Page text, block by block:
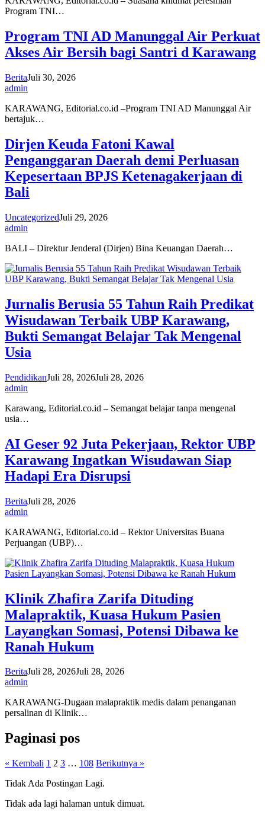
Program TNI…
Program TNI AD Manunggal Air Perkuat
Akses Air Bersih bagi Santri d Karawang
BeritaJuli 30, 2026
admin
KARAWANG, Editorial.co.id –Program TNI AD Manunggal Air
bertajuk…
Dirjen Keuda Fatoni Kawal
Penganggaran Daerah demi Perluasan
Kepesertaan BPJS Ketenagakerjaan di
Bali
UncategorizedJuli 29, 2026
admin
BALI – Direktur Jenderal (Dirjen) Bina Keuangan Daerah…
Jurnalis Berusia 55 Tahun Raih Predikat
Wisudawan Terbaik UBP Karawang,
Bukti Semangat Belajar Tak Mengenal
Usia
PendidikanJuli 28, 2026Juli 28, 2026
admin
Karawang, Editorial.co.id – Semangat belajar tanpa mengenal
usia…
AI Geser 92 Juta Pekerjaan, Rektor UBP
Karawang Ingatkan Wisudawan Siap
Hadapi Era Disrupsi
BeritaJuli 28, 2026
admin
KARAWANG, Editorial.co.id – Rektor Universitas Buana
Perjuangan (UBP)…
Klinik Zhafira Zarifa Dituding
Malapraktik, Kuasa Hukum Pasien
Layangkan Somasi, Potensi Dibawa ke
Ranah Hukum
BeritaJuli 28, 2026Juli 28, 2026
admin
KARAWANG-Dugaan malapraktik medis dalam penanganan
persalinan di Klinik…
Paginasi pos
« Kembali 1 2 3 … 108 Berikutnya »
Tidak Ada Postingan Lagi.
Tidak ada lagi halaman untuk dimuat.